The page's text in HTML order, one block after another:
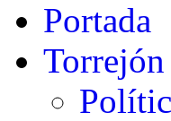
Portada
Torrejón